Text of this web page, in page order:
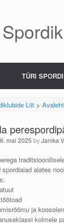
TÜRI
Liit> Avaleht
mai 2025 byJanika
spordialad alates
ja
kolmele